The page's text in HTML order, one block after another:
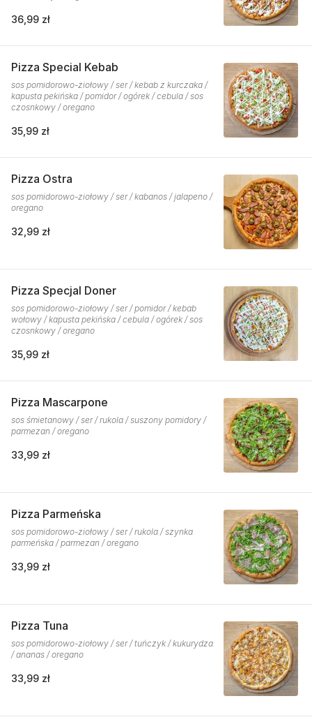
36,99 zł
Pizza Special Kebab
sos pomidorowo-ziołowy / ser / kebab z kurczaka /
kapusta pekińska / pomidor / ogórek / cebula / sos
czosnkowy / oregano
35,99 zł
Pizza Ostra
sos pomidorowo-ziołowy / ser / kabanos / jalapeno /
oregano
32,99 zł
Pizza Specjal Doner
sos pomidorowo-ziołowy / ser / pomidor / kebab
wołowy / kapusta pekińska / cebula / ogórek / sos
czosnkowy / oregano
35,99 zł
Pizza Mascarpone
sos śmietanowy / ser / rukola / suszony pomidory /
parmezan / oregano
33,99 zł
Pizza Parmeńska
sos pomidorowo-ziołowy / ser / rukola / szynka
parmeńska / parmezan / oregano
33,99 zł
Pizza Tuna
sos pomidorowo-ziołowy / ser / tuńczyk / kukurydza
/ ananas / oregano
33,99 zł